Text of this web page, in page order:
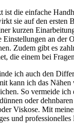
ist die einfache
sie auf den ersten
kurzen
Einstellungen an der
Zudem gibt es
die einem bei
ich auch den
kann ich das Nähen
So vermeide ich
oder
Viskose. Mit
und professionelles